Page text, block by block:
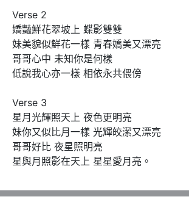
Verse 2
嬌豔鮮花翠坡上 蝶影雙雙
妹美貌似鮮花一樣 青春嬌美又漂亮
哥哥心中 未知你是何樣
低說我心亦一樣 相依永共偎傍
Verse 3
星月光輝照天上 夜色更明亮
妹你又似比月一樣 光輝皎潔又漂亮
哥哥好比 夜星照明亮
星與月照影在天上 星星愛月亮。